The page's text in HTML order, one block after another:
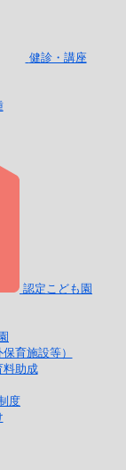
健診・講座
認定こども園
育施設等）
料助成
度